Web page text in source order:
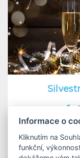
Informace o
Kliknutím na
funkční,